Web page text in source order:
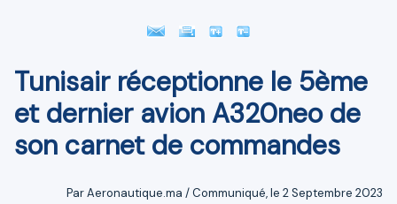
Tunisair réceptionne le 5ème
et dernier avion A320neo de
son carnet de commandes
Par Aeronautique.ma / Communiqué, le 2 Septembre 2023